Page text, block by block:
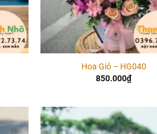
Hoa Giỏ – HG040
850.000₫